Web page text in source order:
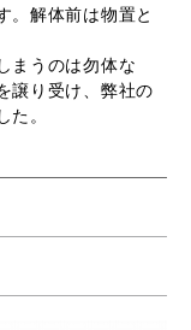
。解体前は物置と
まうのは勿体な
譲り受け、弊社の
た。